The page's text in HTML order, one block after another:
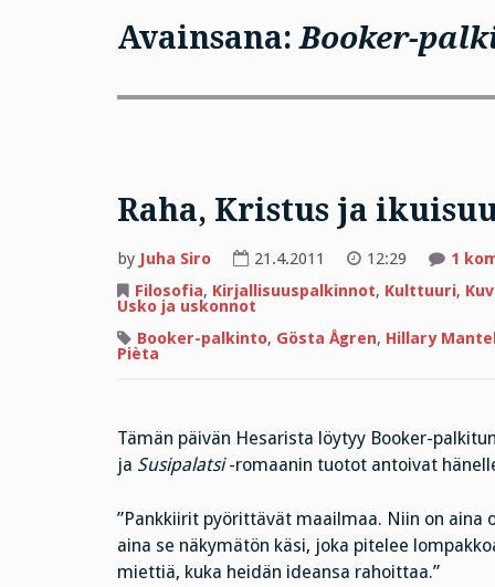
Avainsana:Booker-
Raha, Kristus ja
by Juha Siro 21.4.2011 12:29
1
Filosofia, Kirjallisuuspalkinnot, Kulttuuri,
Usko ja uskonnot
Booker-palkinto, Gösta Ågren, Hillary
Pièta
Tämän päivän Hesarista löytyy Booker-
ja Susipalatsi-romaanin tuotot antoivat
”Pankkiirit pyörittävät maailmaa. Niin on aina
aina se näkymätön käsi, joka pitelee
miettiä, kuka heidän ideansa rahoittaa.”